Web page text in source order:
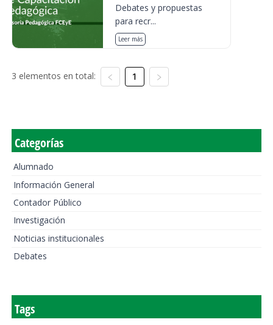
Debates y propuestas
para recr...
Leer más
3 elementos en total: 1
Categorías
Alumnado
Información General
Contador Público
Investigación
Noticias institucionales
Debates
Tags